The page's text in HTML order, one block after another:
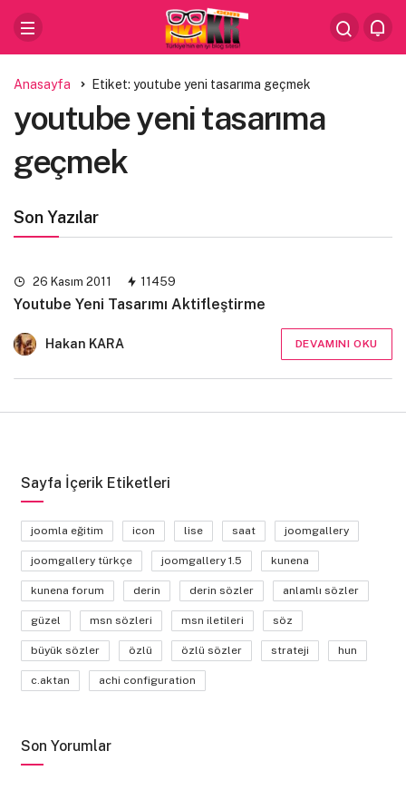
Anasayfa Etiket: youtube yeni tasarıma geçmek
youtube yeni tasarıma
geçmek
Son Yazılar
26 Kasım 2011 11459
Youtube Yeni Tasarımı Aktifleştirme
Hakan KARA DEVAMINI OKU
Sayfa İçerik Etiketleri
joomla eğitim icon lise saat joomgallery
joomgallery türkçe joomgallery 1.5 kunena
kunena forum derin derin sözler anlamlı sözler
güzel msn sözleri msn iletileri söz
büyük sözler özlü özlü sözler strateji hun
c.aktan achi configuration
Son Yorumlar